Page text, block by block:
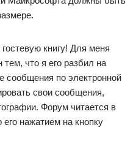
книгу! Для меня
что я его разбил на
сообщения по электронной
свои сообщения,
Форум читается в
нажатием на кнопку